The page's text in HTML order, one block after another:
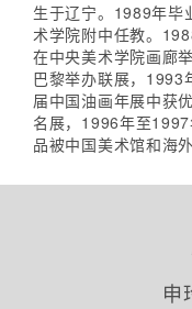
生于辽宁。1989年毕
术学院附中任教。
在中央美术学院画廊
巴黎举办联展，1993
届中国油画年展中获
名展，1996年至
品被中国美术馆和海
申